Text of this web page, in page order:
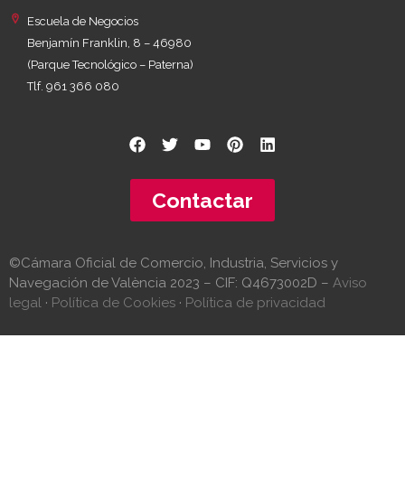
Escuela de Negocios
Benjamín Franklin, 8 – 46980
(Parque Tecnológico – Paterna)
Tlf. 961 366 080
Contactar
©Cámara Oficial de Comercio, Industria, Servicios y
Navegación de València 2023 – CIF: Q4673002D – Aviso
legal · Política de Cookies · Política de privacidad